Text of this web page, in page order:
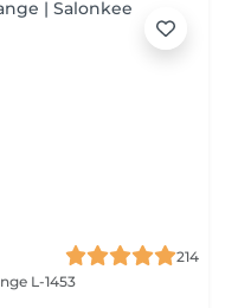
214
L-1453